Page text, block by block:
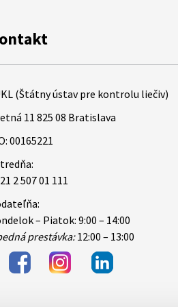
(Štátny ústav pre kontrolu liečiv)
11 825 08 Bratislava
00165221
2 507 01 111
– Piatok: 9:00 – 14:00
prestávka:12:00 – 13:00